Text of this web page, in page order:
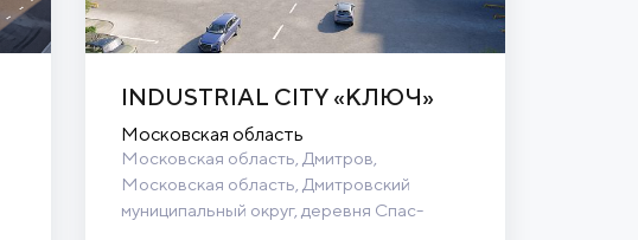
INDUSTRIAL CITY «КЛЮЧ»
Московская область
Московская область, Дмитров,
Московская область, Дмитровский
муниципальный округ, деревня Спас-